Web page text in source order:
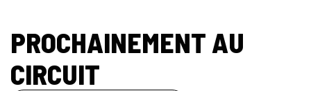
PROCHAINEMENT AU
CIRCUIT